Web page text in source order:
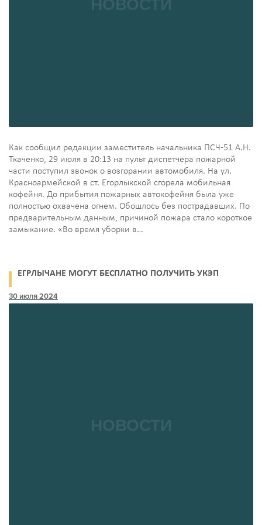
Как сообщил редакции заместитель начальника ПСЧ-51 А.Н.
Ткаченко, 29 июля в 20:13 на пульт диспетчера пожарной
части поступил звонок о возгорании автомобиля. На ул.
Красноармейской в ст. Егорлыкской сгорела мобильная
кофейня. До прибытия пожарных автокофейня была уже
полностью охвачена огнем. Обошлось без пострадавших. По
предварительным данным, причиной пожара стало короткое
замыкание. «Во время уборки в…
ЕГРЛЫЧАНЕ МОГУТ БЕСПЛАТНО ПОЛУЧИТЬ УКЭП
30 июля 2024